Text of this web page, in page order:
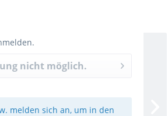
.
nicht möglich.
melden sich an, um in den